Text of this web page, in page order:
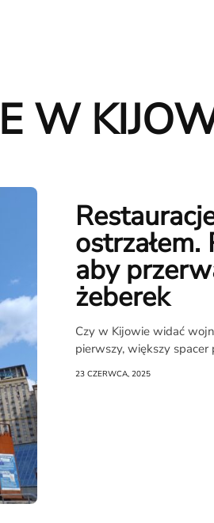
W
aby
żeberek
Czy w Kijowie widać
pierwszy, większy spacer
23 CZERWCA, 2025